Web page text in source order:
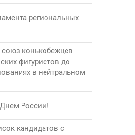
региональных
конькобежцев
фигуристов до
в нейтральном
России!
кандидатов с